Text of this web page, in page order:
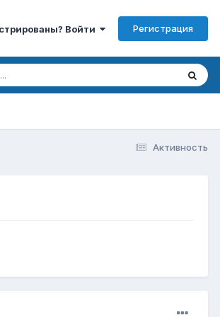
Войти Регистрация
Активность